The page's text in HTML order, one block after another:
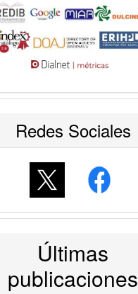
Redes Sociales
Últimas
publicaciones